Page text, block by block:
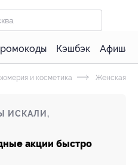
Кэшбэк Афиша
и косметика Женская
ИСКАЛИ,
акции быстро